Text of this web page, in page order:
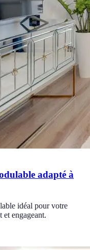
adapté à
idéal pour votre
et engageant.